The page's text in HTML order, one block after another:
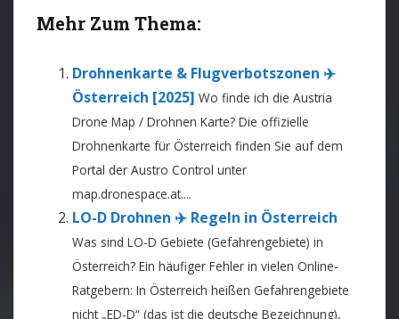
Mehr Zum Thema:
Drohnenkarte & Flugverbotszonen ✈️
Österreich [2025] Wo finde ich die Austria
Drone Map / Drohnen Karte? Die offizielle
Drohnenkarte für Österreich finden Sie auf dem
Portal der Austro Control unter
map.dronespace.at....
LO-D Drohnen ✈️ Regeln in Österreich
Was sind LO-D Gebiete (Gefahrengebiete) in
Österreich? Ein häufiger Fehler in vielen Online-
Ratgebern: In Österreich heißen Gefahrengebiete
nicht „ED-D“ (das ist die deutsche Bezeichnung),